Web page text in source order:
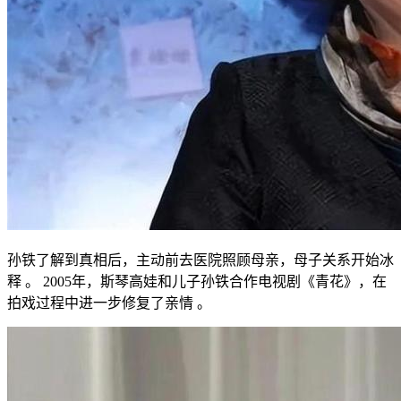
孙铁了解到真相后，主动前去医院照顾母亲，母子关系开始冰
释 。 2005年，斯琴高娃和儿子孙铁合作电视剧《青花》，在
拍戏过程中进一步修复了亲情 。